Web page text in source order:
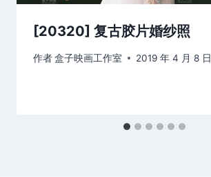
[20320] 复古胶片婚纱照
作者盒子映画工作室 2019 年 4 月 8 日